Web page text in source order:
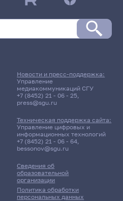
Сведения об
образовательной
организации
Политика обработки
персональных данных
Новости и пресс-поддержка:
Управление
медиакоммуникаций СГУ
+7 (8452) 21 - 06 - 25,
press@sgu.ru
Техническая поддержка сайта:
Управление цифровых и
информационных технологий
+7 (8452) 21 - 06 - 64,
bessonov@sgu.ru